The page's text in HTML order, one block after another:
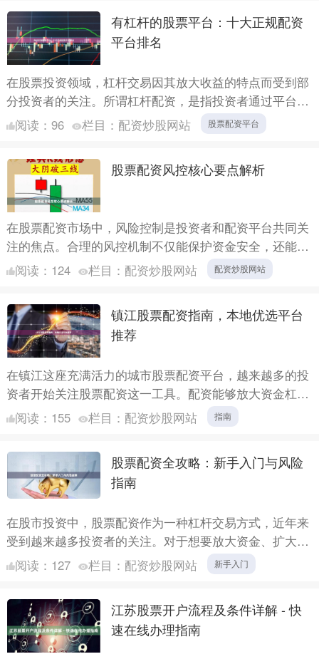
有杠杆的股票平台：十大正规配资
平台排名
在股票投资领域，杠杆交易因其放大收益的特点而受到部
分投资者的关注。所谓杠杆配资，是指投资者通过平台借
入资金进行股票交易，从而以较小的本金撬动更大的投资
规模。然而....
阅读： 96 栏目： 配资炒股网站 股票配资平台
股票配资风控核心要点解析
在股票配资市场中，风险控制是投资者和配资平台共同关
注的焦点。合理的风控机制不仅能保护资金安全，还能帮
助投资者在波动的市场中稳健操作。本文将从多个维度解
析股票配资....
阅读： 124 栏目： 配资炒股网站 配资炒股网站
镇江股票配资指南，本地优选平台
推荐
在镇江这座充满活力的城市股票配资平台，越来越多的投
资者开始关注股票配资这一工具。配资能够放大资金杠
杆，让投资者在行情向好时获得更高收益，但同时也伴随
着风险。为了....
阅读： 155 栏目： 配资炒股网站 指南
股票配资全攻略：新手入门与风险
指南
在股市投资中，股票配资作为一种杠杆交易方式，近年来
受到越来越多投资者的关注。对于想要放大资金、扩大收
益的新手而言，了解配资的基本原理、操作流程以及其中
潜藏的风险....
阅读： 127 栏目： 配资炒股网站 新手入门
江苏股票开户流程及条件详解 - 快
速在线办理指南